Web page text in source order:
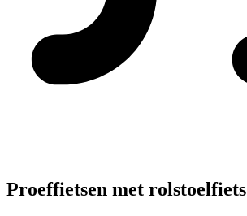
Proeffietsen met rolstoelfiets